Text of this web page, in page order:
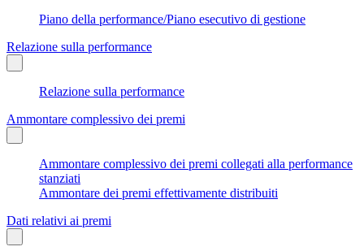
Piano della performance/Piano esecutivo di gestione
Relazione sulla performance
Relazione sulla performance
Ammontare complessivo dei premi
Ammontare complessivo dei premi collegati alla performance
stanziati
Ammontare dei premi effettivamente distribuiti
Dati relativi ai premi